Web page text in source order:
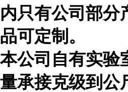
内只有公司部分
品可定制。
本公司自有实验
量承接克级到公